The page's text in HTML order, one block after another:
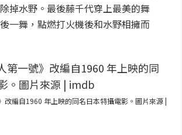
掉水野。最後藤千代穿上最美的舞
一舞，點燃打火機後和水野相擁而
改編自1960 年上映的同名日本特攝電影。圖片來源 |